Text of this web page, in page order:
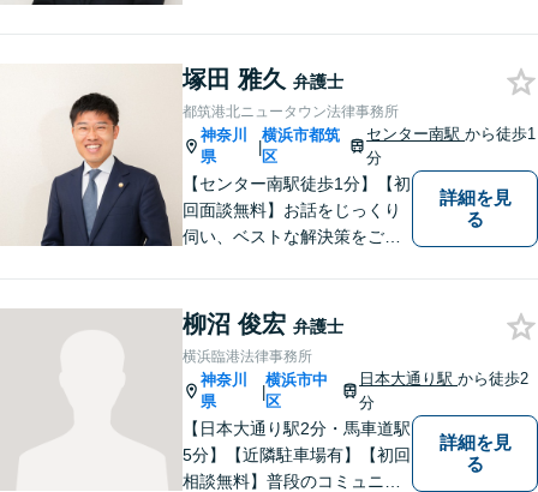
事件など、ご相談ください
【夜間・休日対応】
塚田 雅久 弁護士
都筑港北ニュータウン法律事務所
神奈川
県
|
横浜市都筑
区
センター南駅から徒歩1
分
【センター南駅徒歩1分】【初
回面談無料】お話をじっくり
伺い、ベストな解決策をご一
難解な用語は極力用いずに平
易かつ具体的な説明を心がけ
ていますので、まずは一度お
気軽にご相談頂ければと思い
ます。
詳細を見
る
柳沼 俊宏 弁護士
横浜臨港法律事務所
神奈川
県
|
横浜市中
区
日本大通り駅から徒歩2
分
【日本大通り駅2分・馬車道駅
5分】【近隣駐車場有】【初回
相談無料】普段のコミュニケ
詳細を見
る